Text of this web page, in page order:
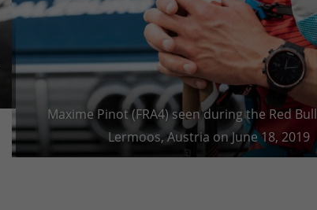
Maxime Pinot (FRA4) seen during the Red
Lermoos, Austria on June 18, 2019